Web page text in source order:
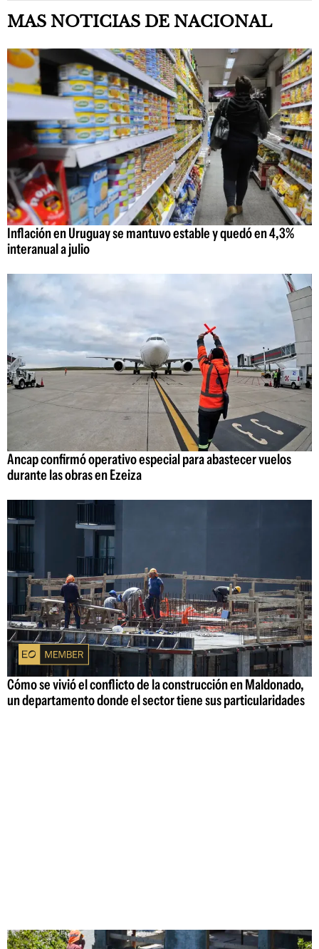
MAS NOTICIAS DE NACIONAL
Inflación en Uruguay se mantuvo estable y quedó en 4,3%
interanual a julio
Ancap confirmó operativo especial para abastecer vuelos
durante las obras en Ezeiza
Cómo se vivió el conflicto de la construcción en Maldonado,
un departamento donde el sector tiene sus particularidades